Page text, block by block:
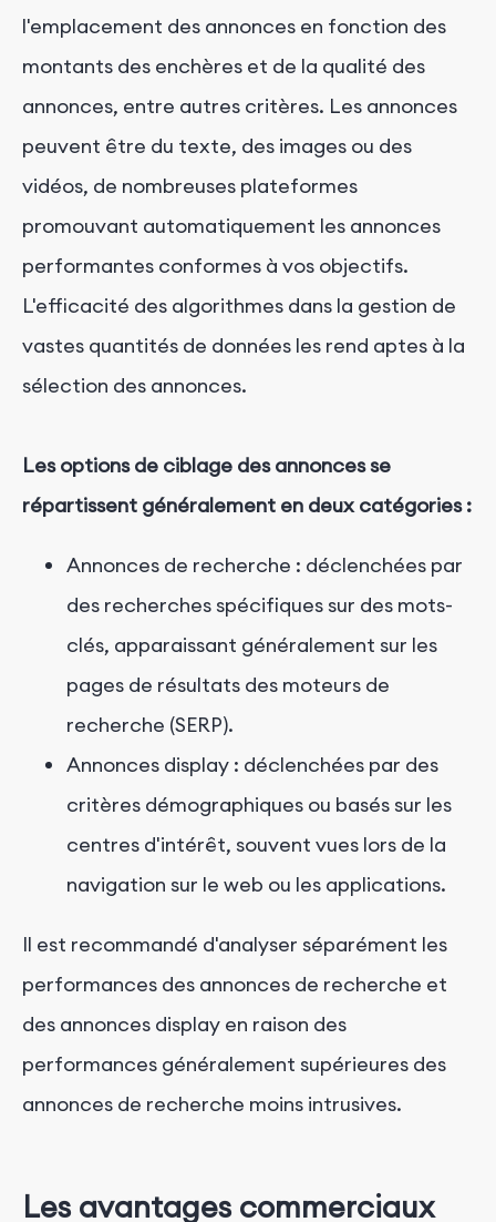
l'emplacement des annonces en fonction des
montants des enchères et de la qualité des
annonces, entre autres critères. Les annonces
peuvent être du texte, des images ou des
vidéos, de nombreuses plateformes
promouvant automatiquement les annonces
performantes conformes à vos objectifs.
L'efficacité des algorithmes dans la gestion de
vastes quantités de données les rend aptes à la
sélection des annonces.
Les options de ciblage des annonces se
répartissent généralement en deux catégories :
Annonces de recherche : déclenchées par
des recherches spécifiques sur des mots-
clés, apparaissant généralement sur les
pages de résultats des moteurs de
recherche (SERP).
Annonces display : déclenchées par des
critères démographiques ou basés sur les
centres d'intérêt, souvent vues lors de la
navigation sur le web ou les applications.
Il est recommandé d'analyser séparément les
performances des annonces de recherche et
des annonces display en raison des
performances généralement supérieures des
annonces de recherche moins intrusives.
Les avantages commerciaux